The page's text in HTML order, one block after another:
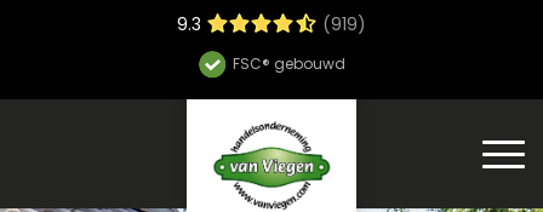
9.3 (919)
Hoge bouwsnelheid